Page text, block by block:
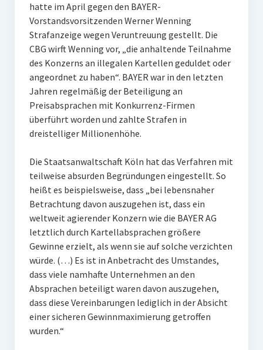
hatte im April gegen den BAYER-
Vorstandsvorsitzenden Werner Wenning
Strafanzeige wegen Veruntreuung gestellt. Die
CBG wirft Wenning vor, „die anhaltende Teilnahme
des Konzerns an illegalen Kartellen geduldet oder
angeordnet zu haben“. BAYER war in den letzten
Jahren regelmäßig der Beteiligung an
Preisabsprachen mit Konkurrenz-Firmen
überführt worden und zahlte Strafen in
dreistelliger Millionenhöhe.
Die Staatsanwaltschaft Köln hat das Verfahren mit
teilweise absurden Begründungen eingestellt. So
heißt es beispielsweise, dass „bei lebensnaher
Betrachtung davon auszugehen ist, dass ein
weltweit agierender Konzern wie die BAYER AG
letztlich durch Kartellabsprachen größere
Gewinne erzielt, als wenn sie auf solche verzichten
würde. (…) Es ist in Anbetracht des Umstandes,
dass viele namhafte Unternehmen an den
Absprachen beteiligt waren davon auszugehen,
dass diese Vereinbarungen lediglich in der Absicht
einer sicheren Gewinnmaximierung getroffen
wurden.“